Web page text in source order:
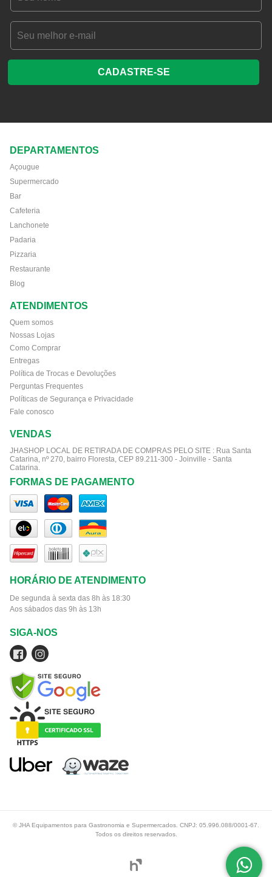
CADASTRE-SE
DEPARTAMENTOS
Açougue
Supermercado
Bar
Cafeteria
Lanchonete
Padaria
Pizzaria
Restaurante
Blog
ATENDIMENTOS
Quem somos
Nossas Lojas
Como Comprar
Entregas
Política de Trocas e Devoluções
Perguntas Frequentes
Políticas de Segurança e Privacidade
Fale conosco
VENDAS
JHASHOP LOCAL DE RETIRADA DE COMPRAS PELO SITE : Rua Santa
Catarina, nº 270, bairro Floresta, CEP 89.211-300 - Joinville - Santa
Catarina.
FORMAS DE PAGAMENTO
HORÁRIO DE ATENDIMENTO
De segunda à sexta das 8h às 18:30
Aos sábados das 9h às 13h
SIGA-NOS
© JHA Equipamentos para Gastronomia e Supermercados. CNPJ: 05.996.088/0001-67.
Todos os direitos reservados.